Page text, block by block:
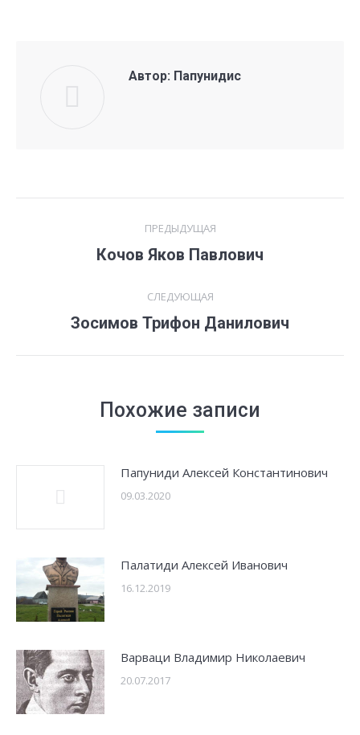
Автор: Папунидис
ПРЕДЫДУЩАЯ
Предыдущая
Кочов Яков Павлович
СЛЕДУЮЩАЯ
Следующая
Зосимов Трифон Данилович
Похожие записи
Папуниди Алексей Константинович
09.03.2020
Палатиди Алексей Иванович
16.12.2019
Варваци Владимир Николаевич
20.07.2017